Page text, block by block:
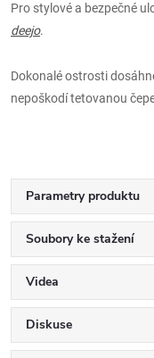
Pro stylové a bezpečné
deejo.
Dokonalé ostrosti
nepoškodí tetovanou
Parametry produktu
Soubory ke stažení
Videa
Diskuse